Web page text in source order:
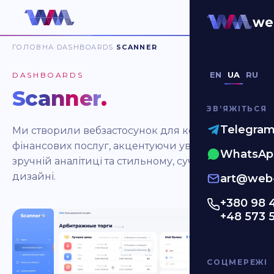
EN UA RU
ЗВʼЯЖІТЬСЯ
+380 98
+48 573
СОЦМЕРЕЖІ
ГОЛОВНА DASHBOARDS SCANNER
DASHBOARDS
Scanner.
Ми створили вебзастосунок для компанії
фінансових послуг, акцентуючи увагу на
зручній аналітиці та стильному, сучасному
дизайні.